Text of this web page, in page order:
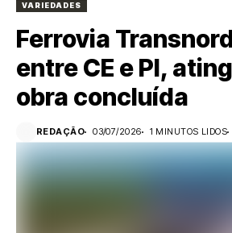
VARIEDADES
Ferrovia
entre CE e PI,
obra concluída
REDAÇÃO 03/07/2026 1 MINUTOS LIDOS